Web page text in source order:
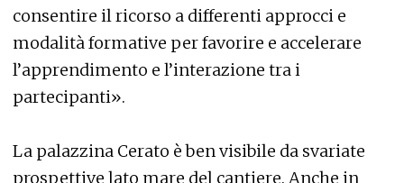
consentire il ricorso a differenti approcci e
modalità formative per favorire e accelerare
l’apprendimento e l’interazione tra i
partecipanti».
La palazzina Cerato è ben visibile da svariate
prospettive lato mare del cantiere. Anche in